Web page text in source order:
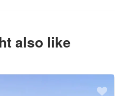
also like